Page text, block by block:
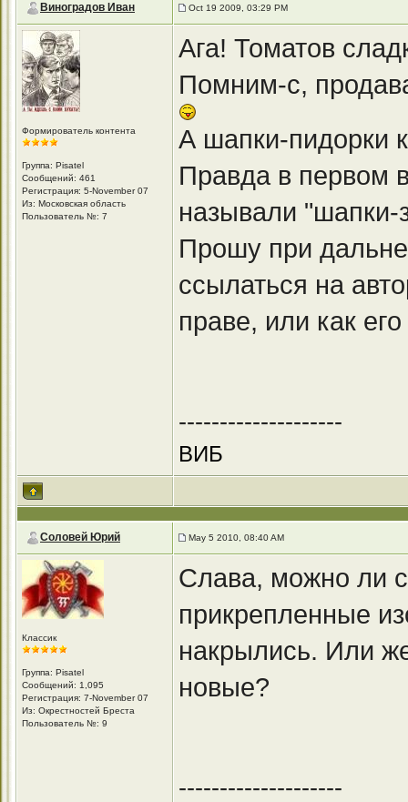
Виноградов Иван Oct 19 2009, 03:29 PM
Формирователь контента
Группа: Pisatel
Сообщений: 461
Регистрация: 5-November 07
Из: Московская область
Пользователь №: 7
Ага! Томатов
Помним-с,
А шапки-пидорки
Правда в первом
называли "шапки-
Прошу при
ссылаться на
праве, или как
--------------------
ВИБ
Соловей Юрий May 5 2010, 08:40 AM
Классик
Группа: Pisatel
Сообщений: 1,095
Регистрация: 7-November 07
Из: Окрестностей Бреста
Пользователь №: 9
Слава, можно ли
прикрепленные
накрылись. Или
новые?
--------------------